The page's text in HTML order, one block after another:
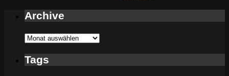
Archive
Archive
Tags